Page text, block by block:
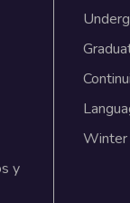
y
Winter